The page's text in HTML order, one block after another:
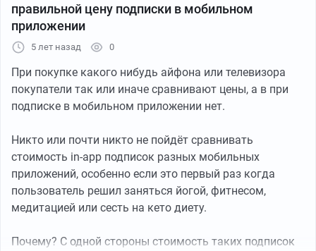
правильной цену подписки в мобильном
приложении
5 лет назад 0
При покупке какого нибудь айфона или телевизора
покупатели так или иначе сравнивают цены, а в при
подписке в мобильном приложении нет.
Никто или почти никто не пойдёт сравнивать
стоимость in-app подписок разных мобильных
приложений, особенно если это первый раз когда
пользователь решил заняться йогой, фитнесом,
медитацией или сесть на кето диету.
Почему? С одной стороны стоимость таких подписок